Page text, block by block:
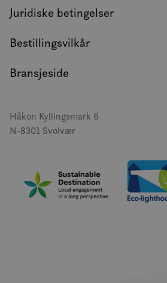
Juridiske betingelser
Bestillingsvilkår
Bransjeside
Håkon Kyllingsmark 6
N-8301 Svolvær